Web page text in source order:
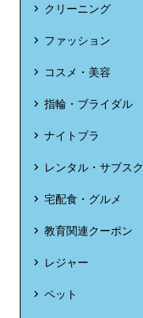
クリーニング
ファッション
コスメ・美容
指輪・ブライダル
ナイトブラ
レンタル・サブスク
宅配食・グルメ
教育関連クーポン
レジャー
ペット